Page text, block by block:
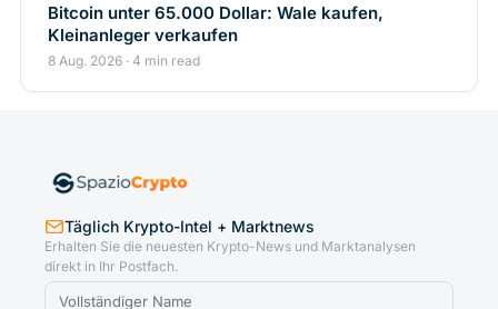
Bitcoin unter 65.000 Dollar: Wale kaufen,
Kleinanleger verkaufen
8 Aug. 2026 · 4 min read
Täglich Krypto-Intel + Marktnews
Erhalten Sie die neuesten Krypto-News und Marktanalysen
direkt in Ihr Postfach.